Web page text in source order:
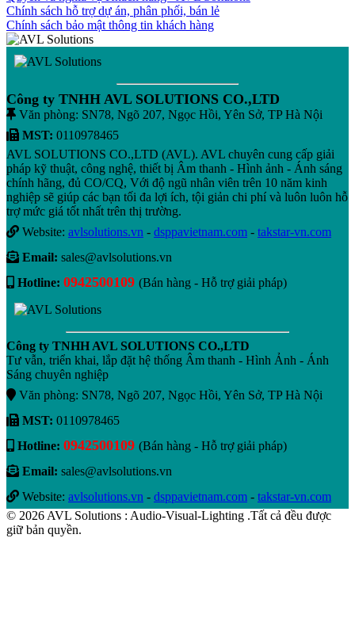
Chính sách hỗ trợ dự án, phân phối, bán lẻ
Chính sách bảo mật thông tin khách hàng
Công ty TNHH AVL SOLUTIONS CO.,LTD
Văn phòng: SN78, Ngõ 207, Ngọc Hồi, Yên Sở, TP Hà Nội
MST: 0110978465
AVL SOLUTIONS CO.,LTD (AVL). AVL chuyên cung cấp giải
pháp kỹ thuật, công nghệ, thiết bị Âm thanh - Hình ảnh - Ánh sáng
chính hãng, đủ CO/CQ, Với độ ngũ nhân viên trên 10 năm kinh
nghiệp sẽ giúp các bạn tối đa lợi ích, tội giản chi phí và luôn luôn hỗ
trợ mức giá tốt nhất trên thị trường.
Website: avlsolutions.vn - dsppavietnam.com - takstar-vn.com
Email: sales@avlsolutions.vn
Hotline: 0942500109 (Bán hàng - Hỗ trợ giải pháp)
Công ty TNHH AVL SOLUTIONS CO.,LTD
Tư vẫn, triển khai, lắp đặt hệ thống Âm thanh - Hình Ảnh - Ánh
Sáng chuyên nghiệp
Văn phòng: SN78, Ngõ 207, Ngọc Hồi, Yên Sở, TP Hà Nội
MST: 0110978465
Hotline: 0942500109 (Bán hàng - Hỗ trợ giải pháp)
Email: sales@avlsolutions.vn
Website: avlsolutions.vn - dsppavietnam.com - takstar-vn.com
© 2026 AVL Solutions : Audio-Visual-Lighting .Tất cả đều được
giữ bản quyền.